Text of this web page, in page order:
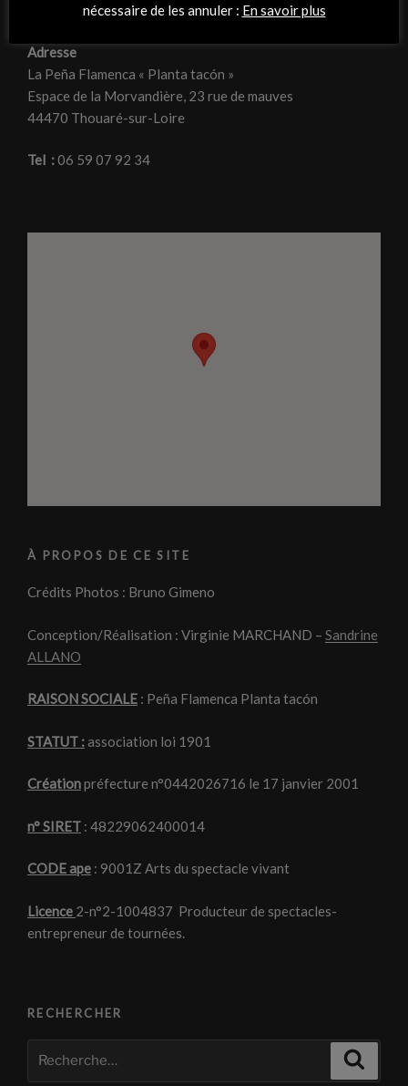
RETROUVEZ-NOUS
Adresse
La Peña Flamenca « Planta tacón »
Espace de la Morvandière, 23 rue de mauves
44470 Thouaré-sur-Loire
Tel :06 59 07 92 34
À PROPOS DE CE SITE
Crédits Photos : Bruno Gimeno
Conception/Réalisation : Virginie MARCHAND – Sandrine
ALLANO
RAISON SOCIALE : Peña Flamenca Planta tacón
STATUT :association loi 1901
Créationpréfecture n°0442026716 le 17 janvier 2001
n° SIRET : 48229062400014
CODE ape : 9001Z Arts du spectacle vivant
Licence 2-n°2-1004837 Producteur de spectacles-
entrepreneur de tournées.
RECHERCHER
nécessaire de les annuler : En savoir plus